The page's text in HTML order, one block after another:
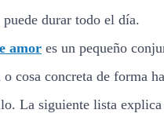
puede durar todo el día.
amor es un pequeño
o cosa concreta de forma
La siguiente lista